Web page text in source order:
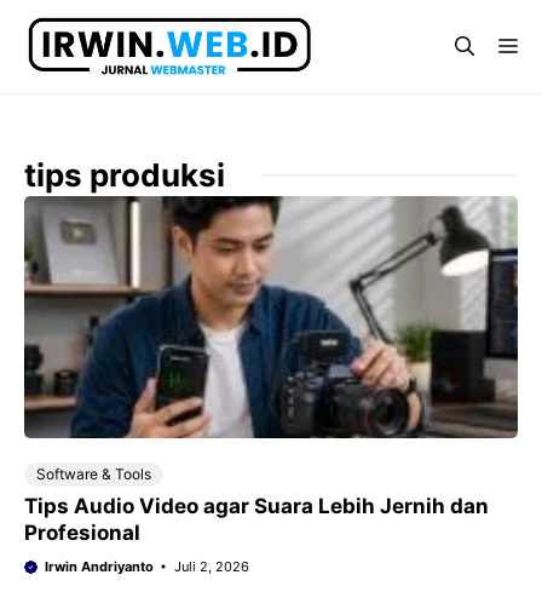
Langsung
tips produksi
Software & Tools
Tips Audio Video agar Suara Lebih Jernih dan
Profesional
Irwin Andriyanto Juli 2, 2026